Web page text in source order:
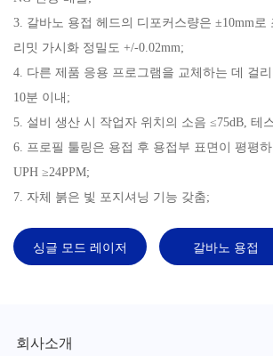
3. 갈바노 용접 헤드의 디포커스량은 ±10mm로
리밋 가시화 정밀도 +/-0.02mm;
4. 다른 제품 응용 프로그램을 교체하는 데 걸
10분 이내;
5. 설비 생산 시 작업자 위치의 소음 ≤75dB, 테
6. 프로필 툴링은 용접 후 용접부 표면이 평평
UPH ≥24PPM;
7. 자체 붉은 빛 포지셔닝 기능 갖춤;
싱글 모드 레이저 갈바노 용접
회사소개